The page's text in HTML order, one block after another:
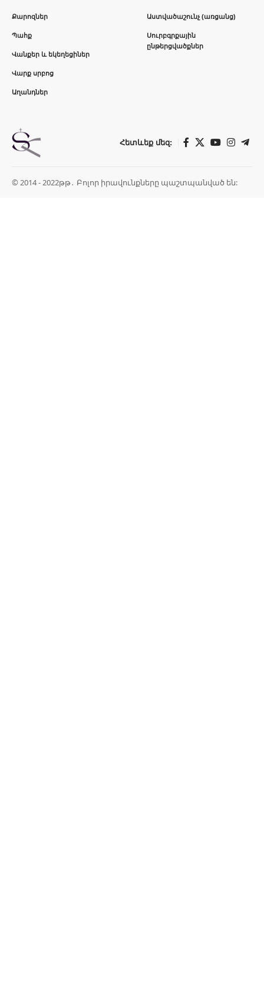
Քարոզներ
Պահք
Վանքեր և եկեղեցիներ
Վարք սրբոց
Աղանդներ
Աստվածաշունչ (առցանց)
Սուրբգրքային
ընթերցվածքներ
Հետևեք մեզ:
© 2014 - 2022թթ․ Բոլոր իրավունքները պաշտպանված են: